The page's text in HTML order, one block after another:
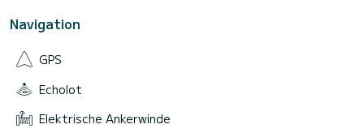
Navigation
GPS
Echolot
Elektrische Ankerwinde